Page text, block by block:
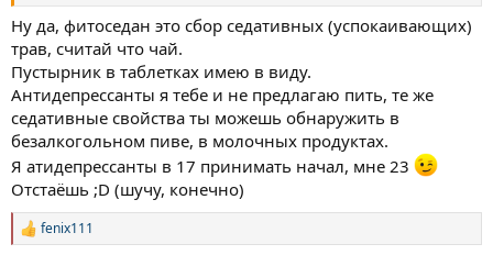
Ну да, фитоседан это сбор седативных (успокаивающих)
трав, считай что чай.
Пустырник в таблетках имею в виду.
Антидепрессанты я тебе и не предлагаю пить, те же
седативные свойства ты можешь обнаружить в
безалкогольном пиве, в молочных продуктах.
Я атидепрессанты в 17 принимать начал, мне 23
Отстаёшь ;D (шучу, конечно)
Р
fenix111